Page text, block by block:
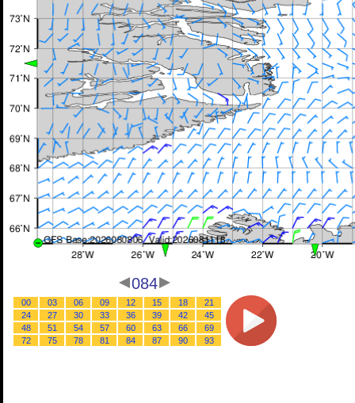
084
00 03 06 09 12 15 18
21
24
27 30 33 36 39 42
45
48
51 54 57 60 63 66
69
72
75 78 81 84 87 90 93